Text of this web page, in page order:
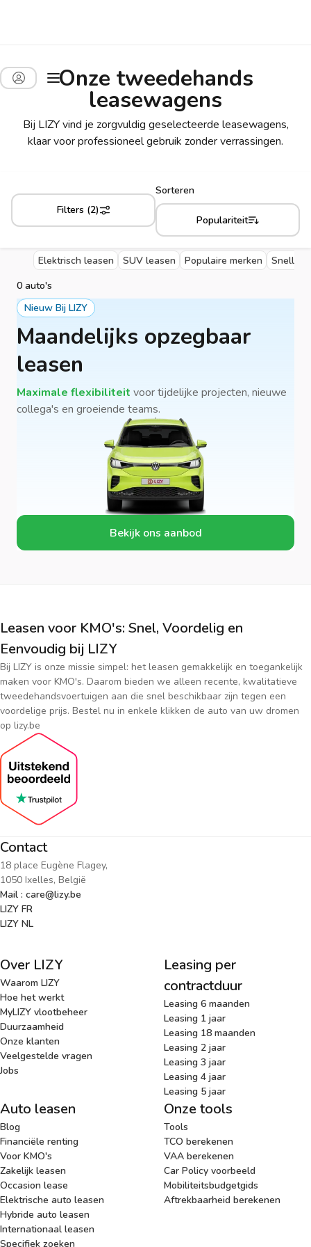
Onze tweedehands
leasewagens
Bij LIZY vind je zorgvuldig geselecteerde leasewagens,
klaar voor professioneel gebruik zonder verrassingen.
Filters (2)
Sorteren
Populariteit
Elektrisch leasen SUV leasen Populaire merken
Snelle
0 auto's
Nieuw Bij LIZY
Maandelijks opzegbaar
leasen
Maximale flexibiliteit voor tijdelijke projecten, nieuwe
collega's en groeiende teams.
Bekijk ons aanbod
Leasen voor KMO's: Snel, Voordelig en
Eenvoudig bij LIZY
Bij LIZY is onze missie simpel: het leasen gemakkelijk en toegankelijk
maken voor KMO's. Daarom bieden we alleen recente, kwalitatieve
tweedehandsvoertuigen aan die snel beschikbaar zijn tegen een
voordelige prijs. Bestel nu in enkele klikken de auto van uw dromen
op lizy.be
Contact
18 place Eugène Flagey,
1050 Ixelles, België
Mail : care@lizy.be
LIZY FR
LIZY NL
Over LIZY
Waarom LIZY
Hoe het werkt
MyLIZY vlootbeheer
Duurzaamheid
Onze klanten
Veelgestelde vragen
Jobs
Leasing per
contractduur
Leasing 6 maanden
Leasing 1 jaar
Leasing 18 maanden
Leasing 2 jaar
Leasing 3 jaar
Leasing 4 jaar
Leasing 5 jaar
Auto leasen
Blog
Financiële renting
Voor KMO's
Zakelijk leasen
Occasion lease
Elektrische auto leasen
Hybride auto leasen
Internationaal leasen
Specifiek zoeken
Onze tools
Tools
TCO berekenen
VAA berekenen
Car Policy voorbeeld
Mobiliteitsbudgetgids
Aftrekbaarheid berekenen